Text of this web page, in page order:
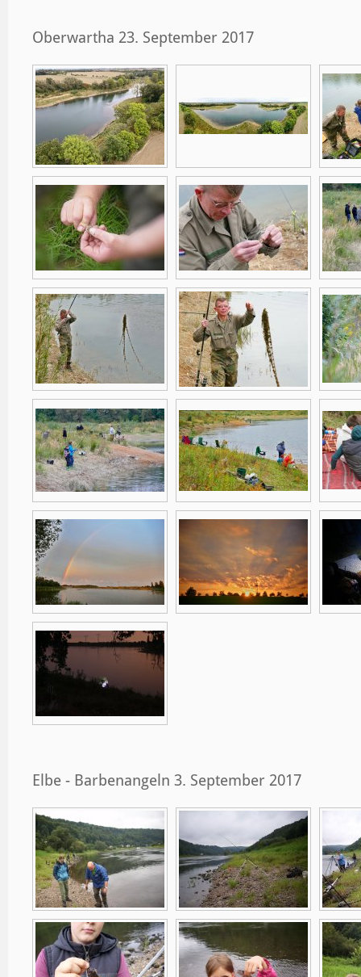
Oberwartha 23. September 2017
Elbe - Barbenangeln 3. September 2017